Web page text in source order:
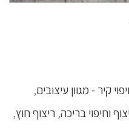
קיר - מגוון עיצובים,
וחיפוי בריכה, ריצוף חוץ,